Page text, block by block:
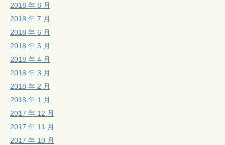
2018 年 8 月
2018 年 7 月
2018 年 6 月
2018 年 5 月
2018 年 4 月
2018 年 3 月
2018 年 2 月
2018 年 1 月
2017 年 12 月
2017 年 11 月
2017 年 10 月